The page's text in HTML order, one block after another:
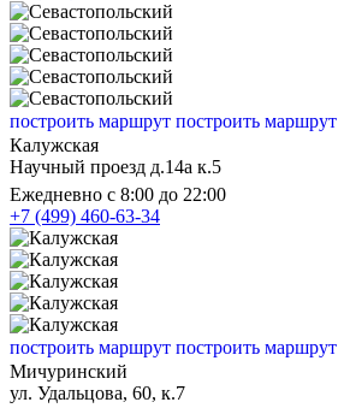
построить маршрут построить маршрут
Калужская
Научный проезд д.14а к.5
Ежедневно с 8:00 до 22:00
+7 (499) 460-63-34
построить маршрут построить маршрут
Мичуринский
ул. Удальцова, 60, к.7